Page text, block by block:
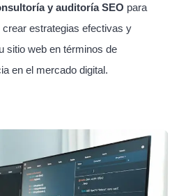
y auditoría SEO para
estrategias efectivas y
sitio web en términos de
en el mercado digital.